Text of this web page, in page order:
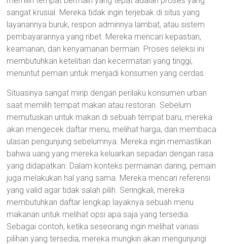
sangat krusial. Mereka tidak ingin terjebak di situs yang
layanannya buruk, respon adminnya lambat, atau sistem
pembayarannya yang ribet. Mereka mencari kepastian,
keamanan, dan kenyamanan bermain. Proses seleksi ini
membutuhkan ketelitian dan kecermatan yang tinggi,
menuntut pemain untuk menjadi konsumen yang cerdas.
Situasinya sangat mirip dengan perilaku konsumen urban
saat memilih tempat makan atau restoran. Sebelum
memutuskan untuk makan di sebuah tempat baru, mereka
akan mengecek daftar menu, melihat harga, dan membaca
ulasan pengunjung sebelumnya. Mereka ingin memastikan
bahwa uang yang mereka keluarkan sepadan dengan rasa
yang didapatkan. Dalam konteks permainan daring, pemain
juga melakukan hal yang sama. Mereka mencari referensi
yang valid agar tidak salah pilih. Seringkali, mereka
membutuhkan daftar lengkap layaknya sebuah menu
makanan untuk melihat opsi apa saja yang tersedia.
Sebagai contoh, ketika seseorang ingin melihat variasi
pilihan yang tersedia, mereka mungkin akan mengunjungi